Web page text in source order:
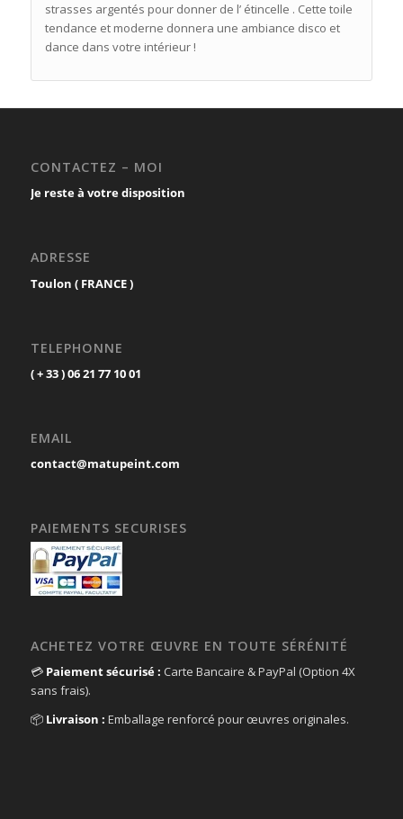
strasses argentés pour donner de l’ étincelle . Cette toile
tendance et moderne donnera une ambiance disco et
dance dans votre intérieur !
CONTACTEZ – MOI
Je reste à votre disposition
ADRESSE
Toulon ( FRANCE )
TELEPHONNE
( + 33 ) 06 21 77 10 01
EMAIL
contact@matupeint.com
PAIEMENTS SECURISES
ACHETEZ VOTRE ŒUVRE EN TOUTE SÉRÉNITÉ
💳 Paiement sécurisé : Carte Bancaire & PayPal (Option 4X
sans frais).
📦 Livraison : Emballage renforcé pour œuvres originales.